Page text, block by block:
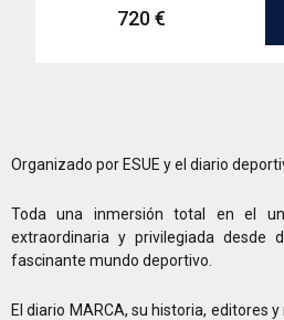
720 €
Organizado por ESUE y el diario
Toda una inmersión total en el
extraordinaria y privilegiada desde
fascinante mundo deportivo.
El diario MARCA, su historia, editores